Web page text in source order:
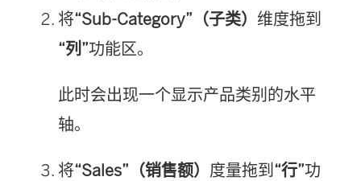
将“Sub-Category”（子类） 维度拖到
“列”功能区。
此时会出现一个显示产品类别的水平
轴。
将“Sales”（销售额） 度量拖到“行”功